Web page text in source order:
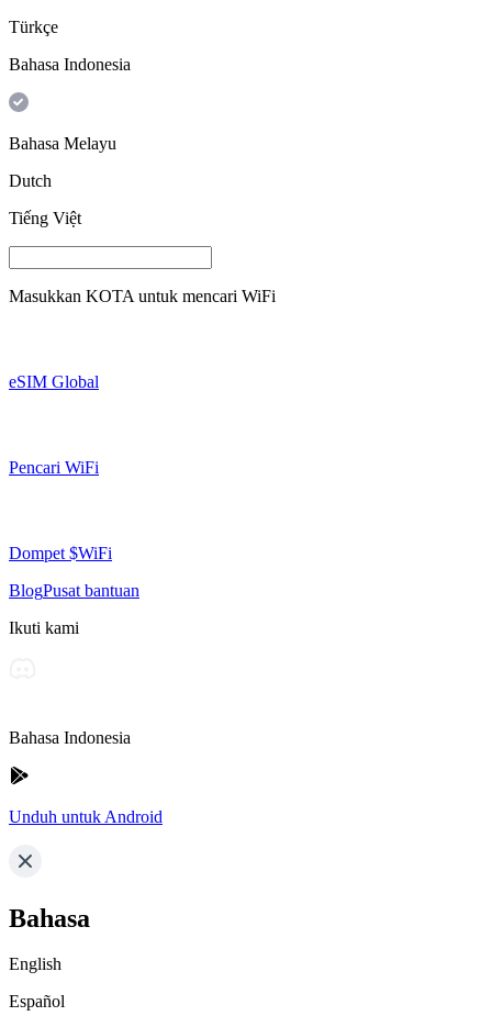
Türkçe
Bahasa Indonesia
Bahasa Melayu
Dutch
Tiếng Việt
Masukkan KOTA untuk mencari WiFi
eSIM Global
Pencari WiFi
Dompet $WiFi
BlogPusat bantuan
Ikuti kami
Bahasa Indonesia
Unduh untuk Android
Bahasa
English
Español